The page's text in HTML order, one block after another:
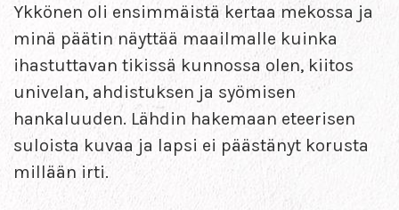
Ykkönen oli ensimmäistä kertaa mekossa ja
minä päätin näyttää maailmalle kuinka
ihastuttavan tikissä kunnossa olen, kiitos
univelan, ahdistuksen ja syömisen
hankaluuden. Lähdin hakemaan eteerisen
suloista kuvaa ja lapsi ei päästänyt korusta
millään irti.